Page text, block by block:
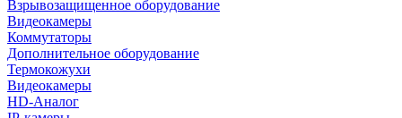
Взрывозащищенное оборудование
Видеокамеры
Коммутаторы
Дополнительное оборудование
Термокожухи
Видеокамеры
HD-Аналог